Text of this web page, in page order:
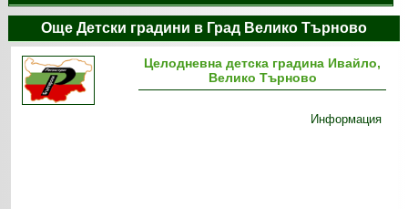
Още Детски градини в Град Велико Търново
Целодневна детска градина Ивайло,
Велико Търново
Информация